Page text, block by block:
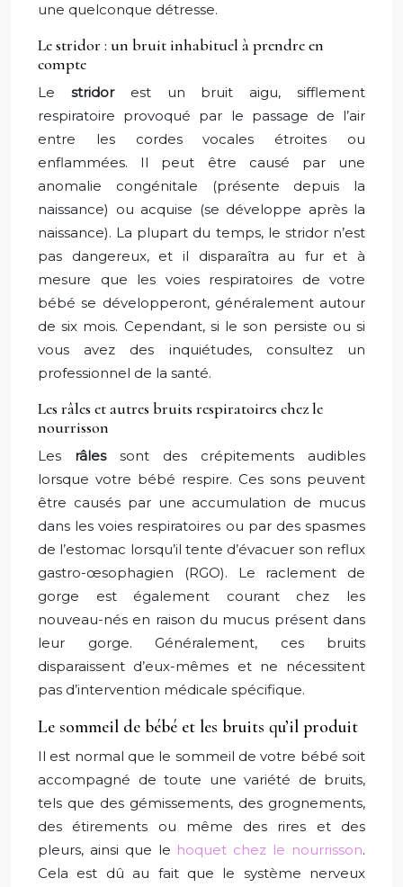
une quelconque détresse.
Le stridor : un bruit inhabituel à prendre en
compte
Le stridorest un bruit aigu, sifflement
respiratoire provoqué par le passage de l’air
entre les cordes vocales étroites ou
enflammées. Il peut être causé par une
anomalie congénitale (présente depuis la
naissance) ou acquise (se développe après la
naissance). La plupart du temps, le stridor n’est
pas dangereux, et il disparaîtra au fur et à
mesure que les voies respiratoires de votre
bébé se développeront, généralement autour
de six mois. Cependant, si le son persiste ou si
vous avez des inquiétudes, consultez un
professionnel de la santé.
Les râles et autres bruits respiratoires chez le
nourrisson
Les râlessont des crépitements audibles
lorsque votre bébé respire. Ces sons peuvent
être causés par une accumulation de mucus
dans les voies respiratoires ou par des spasmes
de l’estomac lorsqu’il tente d’évacuer son reflux
gastro-œsophagien (RGO). Le raclement de
gorge est également courant chez les
nouveau-nés en raison du mucus présent dans
leur gorge. Généralement, ces bruits
disparaissent d’eux-mêmes et ne nécessitent
pas d’intervention médicale spécifique.
Le sommeil de bébé et les bruits qu’il produit
Il est normal que le sommeil de votre bébé soit
accompagné de toute une variété de bruits,
tels que des gémissements, des grognements,
des étirements ou même des rires et des
pleurs, ainsi que le hoquet chez le nourrisson.
Cela est dû au fait que le système nerveux